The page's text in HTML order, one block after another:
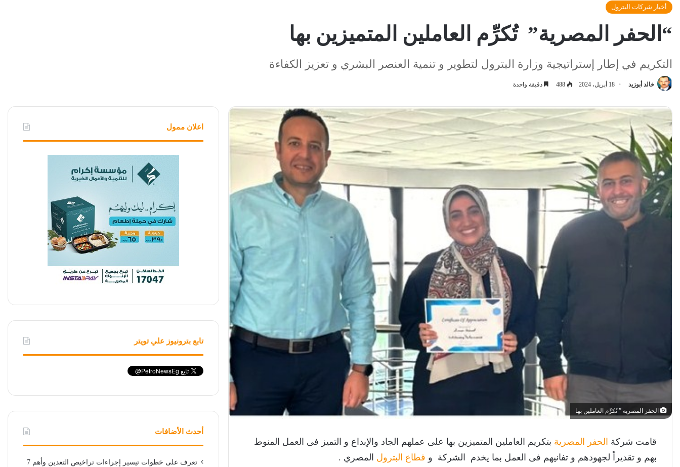
أخبار شركات البترول
“الحفر المصرية” تُكرِّم العاملين المتميزين بها
التكريم في إطار إستراتيجية وزارة البترول لتطوير و تنمية العنصر البشري و تعزيز الكفاءة
خالد أبوزيد 18 أبريل، 2024 488 دقيقة واحدة
الحفر المصرية ” تُكرِّم العاملين بها
قامت شركة الحفر المصرية بتكريم العاملين المتميزين بها على عملهم الجاد والإبداع و التميز فى العمل المنوط
بهم و تقديراً لجهودهم و تفانيهم فى العمل بما يخدم الشركة و قطاع البترول المصري .
اعلان ممول
تابع بترونيوز علي تويتر
أحدث الأضافات
تعرف على خطوات تيسير إجراءات تراخيص التعدين وأهم 7